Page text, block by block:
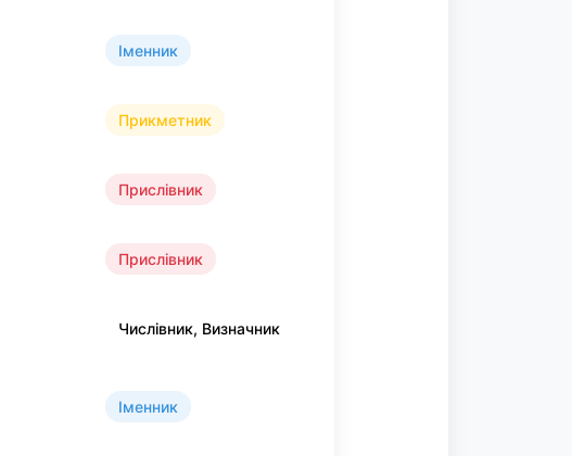
Іменник
Прикметник
Прислівник
Прислівник
Числівник, Визначник
Іменник